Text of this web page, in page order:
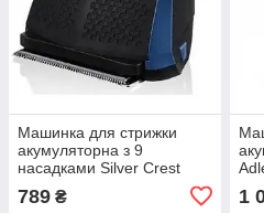
Машинка для стрижки
акумуляторна з 9
насадками Silver Crest
SHSK 3.7 A1 40 хв роботи
IPX5
789 ₴ 1